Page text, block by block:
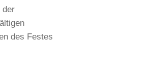
der
des Festes